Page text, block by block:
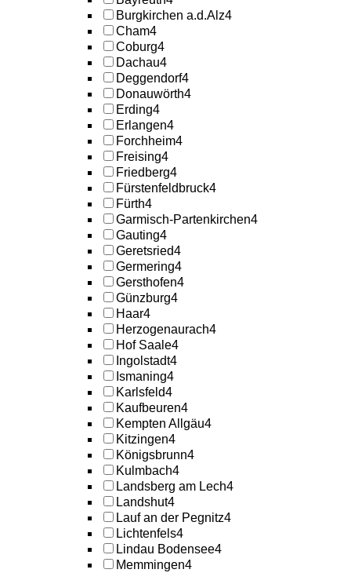
Burgkirchen a.d.Alz4
Cham4
Coburg4
Dachau4
Deggendorf4
Donauwörth4
Erding4
Erlangen4
Forchheim4
Freising4
Friedberg4
Fürstenfeldbruck4
Fürth4
Garmisch-Partenkirchen4
Gauting4
Geretsried4
Germering4
Gersthofen4
Günzburg4
Haar4
Herzogenaurach4
Hof Saale4
Ingolstadt4
Ismaning4
Karlsfeld4
Kaufbeuren4
Kempten Allgäu4
Kitzingen4
Königsbrunn4
Kulmbach4
Landsberg am Lech4
Landshut4
Lauf an der Pegnitz4
Lichtenfels4
Lindau Bodensee4
Memmingen4